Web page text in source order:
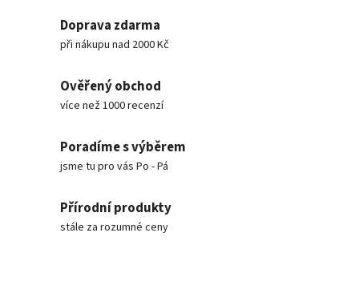
Doprava zdarma
při nákupu nad 2000 Kč
Ověřený obchod
více než 1000 recenzí
Poradíme s výběrem
jsme tu pro vás Po - Pá
Přírodní produkty
stále za rozumné ceny